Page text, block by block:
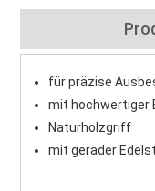
für präzise
mit hochwertiger
Naturholzgriff
mit gerader